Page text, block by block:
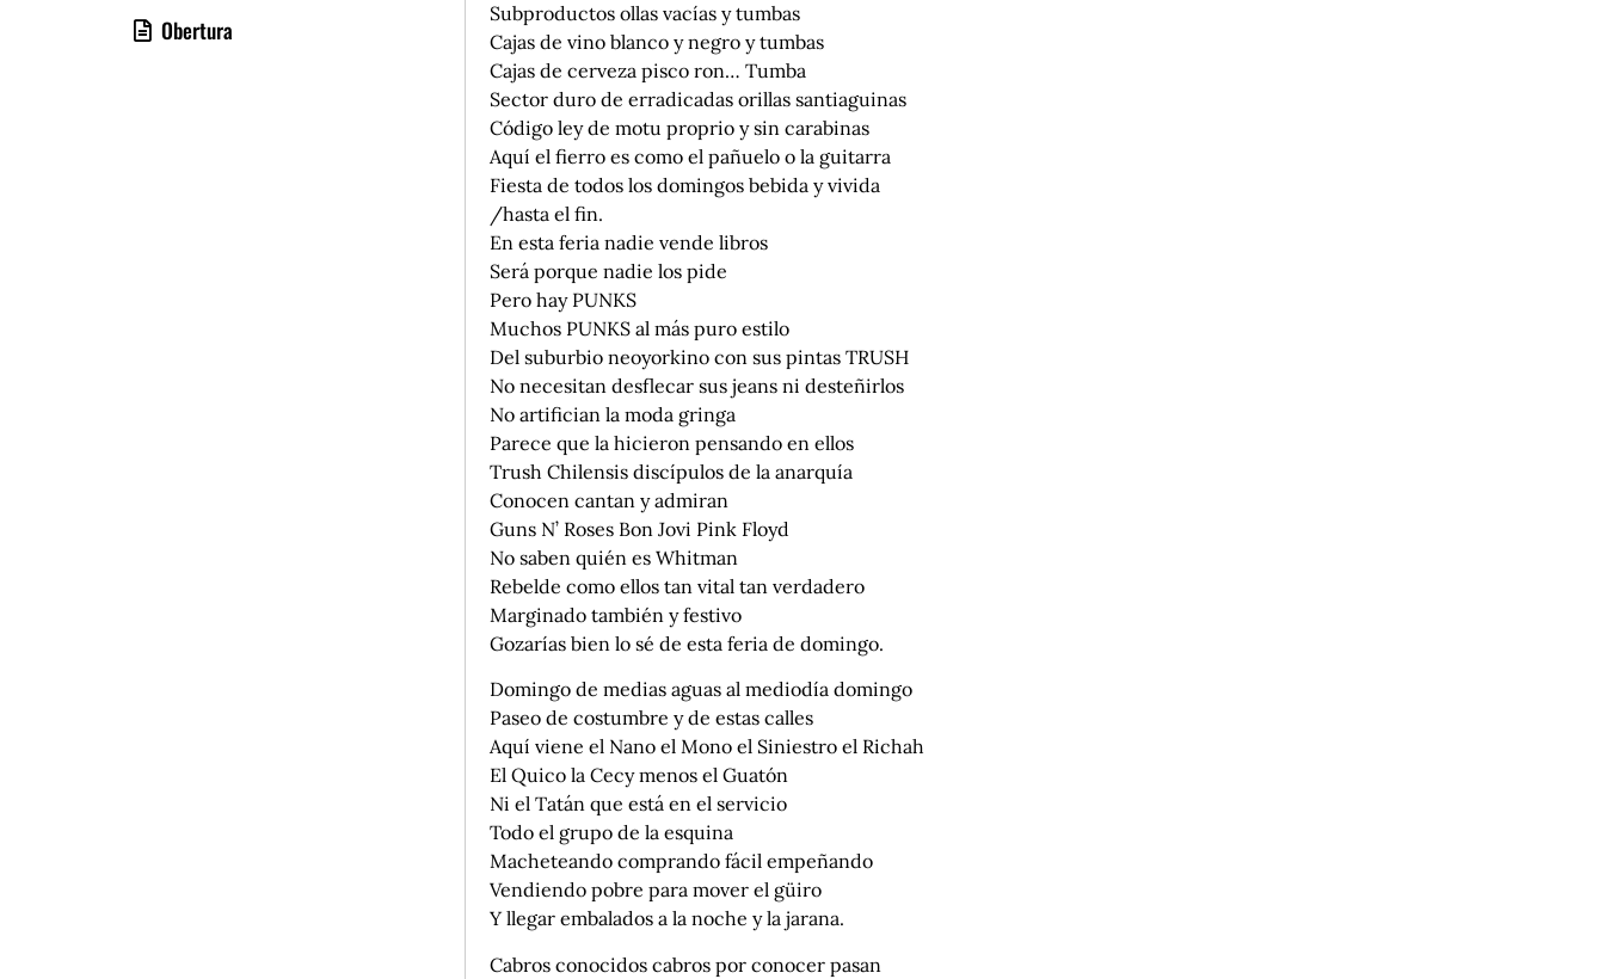
Obertura
Subproductos ollas vacías y tumbas
Cajas de vino blanco y negro y tumbas
Cajas de cerveza pisco ron… Tumba
Sector duro de erradicadas orillas santiaguinas
Código ley de motu proprio y sin carabinas
Aquí el fierro es como el pañuelo o la guitarra
Fiesta de todos los domingos bebida y vivida
/hasta el fin.
En esta feria nadie vende libros
Será porque nadie los pide
Pero hay PUNKS
Muchos PUNKS al más puro estilo
Del suburbio neoyorkino con sus pintas TRUSH
No necesitan desflecar sus jeans ni desteñirlos
No artifician la moda gringa
Parece que la hicieron pensando en ellos
Trush Chilensis discípulos de la anarquía
Conocen cantan y admiran
Guns N’ Roses Bon Jovi Pink Floyd
No saben quién es Whitman
Rebelde como ellos tan vital tan verdadero
Marginado también y festivo
Gozarías bien lo sé de esta feria de domingo.
Domingo de medias aguas al mediodía domingo
Paseo de costumbre y de estas calles
Aquí viene el Nano el Mono el Siniestro el Richah
El Quico la Cecy menos el Guatón
Ni el Tatán que está en el servicio
Todo el grupo de la esquina
Macheteando comprando fácil empeñando
Vendiendo pobre para mover el güiro
Y llegar embalados a la noche y la jarana.
Cabros conocidos cabros por conocer pasan